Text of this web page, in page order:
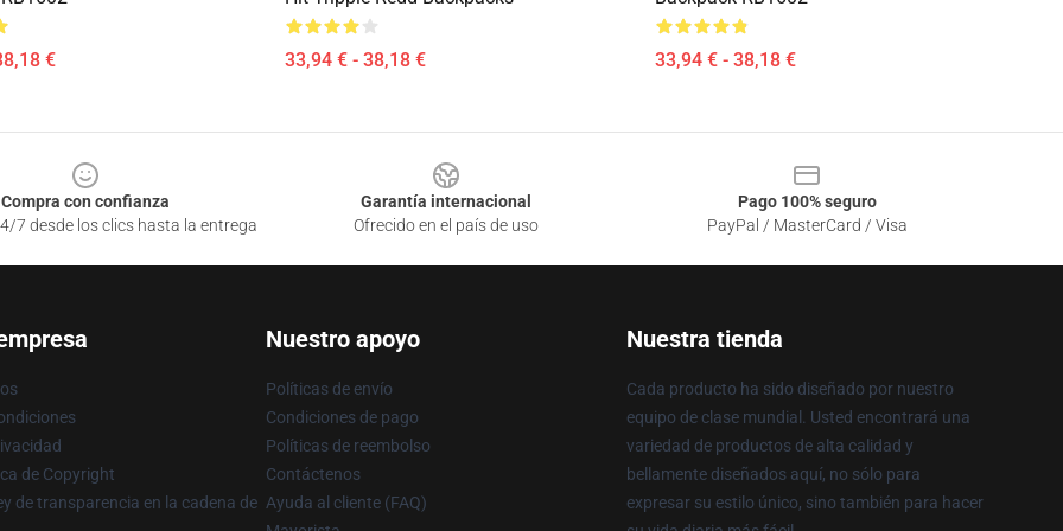
€ 33,94 € - 38,18 € 33,94 € - 38,18 €
Compra con confianza
7 desde los clics hasta la entrega
Garantía internacional
Ofrecido en el país de uso
Pago 100% seguro
PayPal / MasterCard / Visa
de Copyright
de transparencia en la cadena de
Nuestro apoyo
Políticas de envío
Condiciones de pago
Políticas de reembolso
Contáctenos
Ayuda al cliente (FAQ)
Nuestra tienda
Cada producto ha sido diseñado por nuestro
equipo de clase mundial. Usted encontrará una
variedad de productos de alta calidad y
bellamente diseñados aquí, no sólo para
expresar su estilo único, sino también para hacer